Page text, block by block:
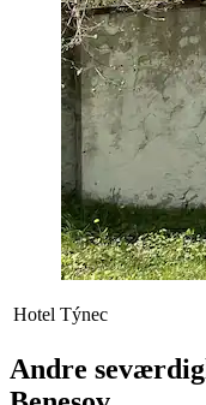
Hotel Týnec
Andre